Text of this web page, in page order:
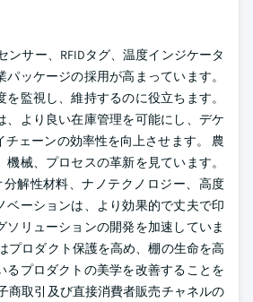
ンサー、RFIDタグ、温度インジケータ
ッケージの採用が高まっています。
監視し、維持するのに役立ちます。
、より良い在庫管理を可能にし、デケ
チェーンの効率性を向上させます。 農
械、プロセスの革新を見ています。
解性材料、ナノテクノロジー、高度
ベーションは、より効果的で丈夫で印
ソリューションの開発を加速していま
プロダクト保護を高め、棚の生命を高
るプロダクトの美学を改善することを
商取引及び直接消費者販売チャネルの